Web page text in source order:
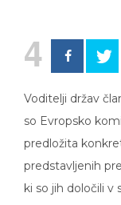
4
so Evropsko
predložita
predstavljenih
ki so jih določili v